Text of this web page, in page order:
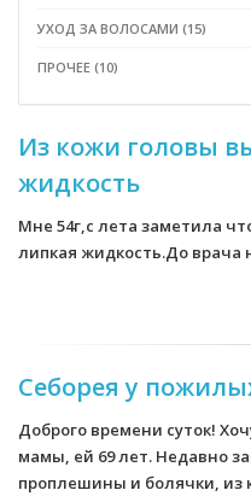
УХОД ЗА ВОЛОСАМИ (15)
ПРОЧЕЕ (10)
Из кожи головы
жидкость
Мне 54г,с лета заметила
липкая жидкость.До врача
Себорея у
Доброго времени суток!
мамы, ей 69 лет. Недавно
проплешины и болячки, из